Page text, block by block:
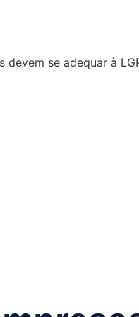
devem se adequar à